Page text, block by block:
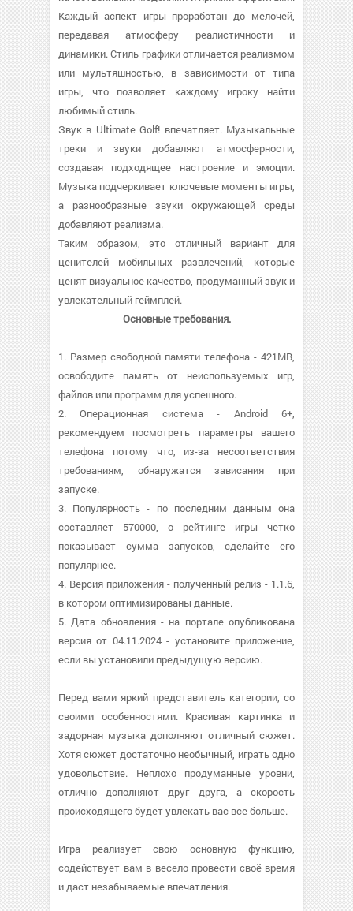
Каждый аспект игры проработан до мелочей,
передавая атмосферу реалистичности и
динамики. Стиль графики отличается реализмом
или мультяшностью, в зависимости от типа
игры, что позволяет каждому игроку найти
любимый стиль.
Звук в Ultimate Golf! впечатляет. Музыкальные
треки и звуки добавляют атмосферности,
создавая подходящее настроение и эмоции.
Музыка подчеркивает ключевые моменты игры,
а разнообразные звуки окружающей среды
добавляют реализма.
Таким образом, это отличный вариант для
ценителей мобильных развлечений, которые
ценят визуальное качество, продуманный звук и
увлекательный геймплей.
Основные требования.
1. Размер свободной памяти телефона - 421MB,
освободите память от неиспользуемых игр,
файлов или программ для успешного.
2. Операционная система - Android 6+,
рекомендуем посмотреть параметры вашего
телефона потому что, из-за несоответствия
требованиям, обнаружатся зависания при
запуске.
3. Популярность - по последним данным она
составляет 570000, о рейтинге игры четко
показывает сумма запусков, сделайте его
популярнее.
4. Версия приложения - полученный релиз - 1.1.6,
в котором оптимизированы данные.
5. Дата обновления - на портале опубликована
версия от 04.11.2024 - установите приложение,
если вы установили предыдущую версию.
Перед вами яркий представитель категории, со
своими особенностями. Красивая картинка и
задорная музыка дополняют отличный сюжет.
Хотя сюжет достаточно необычный, играть одно
удовольствие. Неплохо продуманные уровни,
отлично дополняют друг друга, а скорость
происходящего будет увлекать вас все больше.
Игра реализует свою основную функцию,
содействует вам в весело провести своё время
и даст незабываемые впечатления.